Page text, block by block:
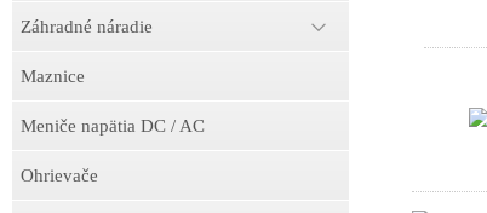
Záhradné náradie
Maznice
Meniče napätia DC / AC
Ohrievače